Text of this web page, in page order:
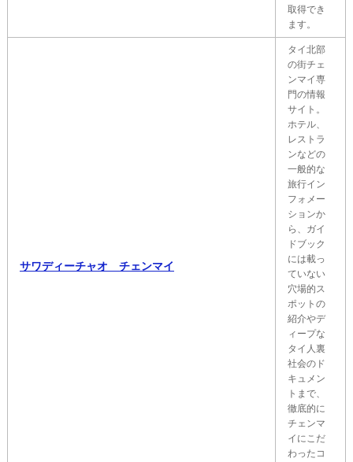
取得でき
ます。
サワディーチャオ チェンマイ
タイ北部
の街チェ
ンマイ専
門の情報
サイト。
ホテル、
レストラ
ンなどの
一般的な
旅行イン
フォメー
ションか
ら、ガイ
ドブック
には載っ
ていない
穴場的ス
ポットの
紹介やデ
ィープな
タイ人裏
社会のド
キュメン
トまで、
徹底的に
チェンマ
イにこだ
わったコ